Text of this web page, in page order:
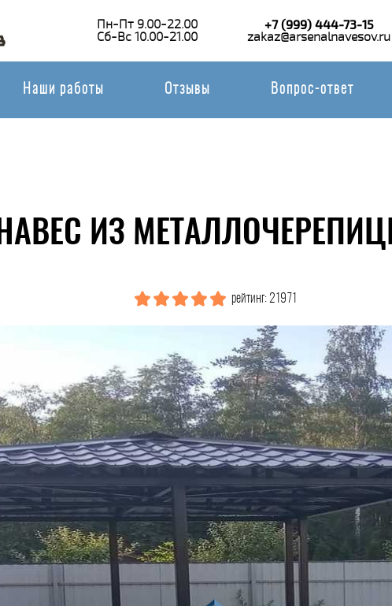
Пн-Пт 9.00-22.00
Сб-Вс 10.00-21.00
+7 (999) 444-73-15
zakaz@arsenalnavesov.ru
Наши работы Отзывы Вопрос-ответ
НАВЕС ИЗ
рейтинг: 21971